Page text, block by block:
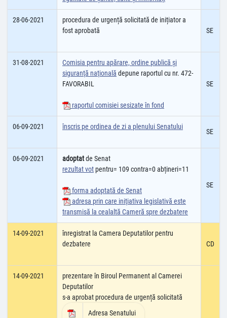
28-06-2021
procedura de urgență solicitată de inițiator a
fost aprobată
SE
31-08-2021
Comisia pentru apărare, ordine publică şi
siguranţă naţională depune raportul cu nr. 472-
FAVORABIL
raportul comisiei sesizate în fond
SE
06-09-2021 înscris pe ordinea de zi a plenului Senatului
SE
06-09-2021 adoptatde Senat
rezultat vot pentru= 109 contra=0 abțineri=11
forma adoptată de Senat
adresa prin care iniţiativa legislativă este
transmisă la cealaltă Cameră spre dezbatere
SE
14-09-2021
înregistrat la Camera Deputatilor pentru
dezbatere
CD
14-09-2021
prezentare în Biroul Permanent al Camerei
Deputatilor
s-a aprobat procedura de urgență solicitată
Adresa Senatului